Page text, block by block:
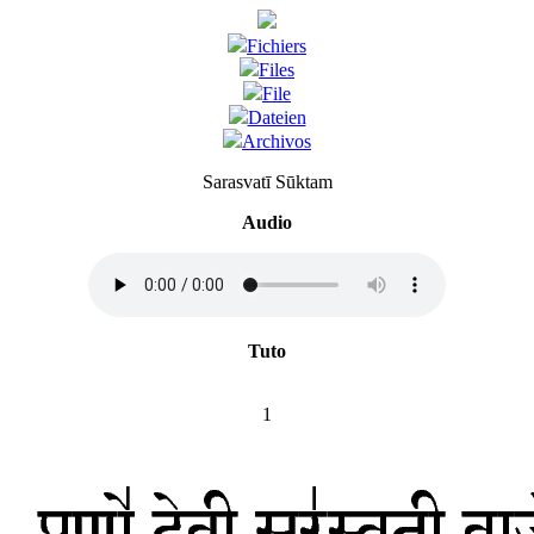
Fichiers
Files
File
Dateien
Archivos
Sarasvatī Sūktam
Audio
Tuto
1